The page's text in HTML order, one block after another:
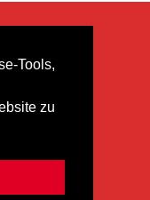
Tools,
zu